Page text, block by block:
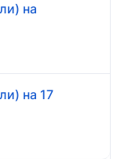
на
на 17